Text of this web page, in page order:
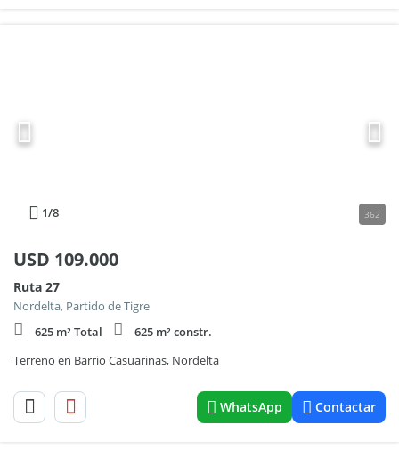
1/8 362
USD 109.000
Ruta 27
Nordelta, Partido de Tigre
625 m² Total
625 m² constr.
Terreno en Barrio Casuarinas, Nordelta
WhatsApp Contactar